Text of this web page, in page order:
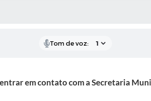
Tom de voz:
em contato com a Secretaria